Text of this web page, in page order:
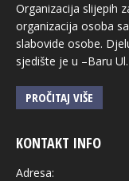
Organizacija slijepih
organizacija osoba
slabovide osobe.
sjedište je u –Baru
PROČITAJ VIŠE
KONTAKT INFO
Adresa: